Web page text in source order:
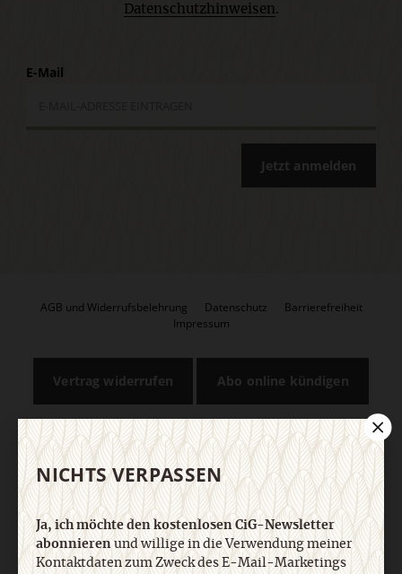
Datenschutzhinweisen .
E-Mail
Jetzt anmelden
AGB und Widerrufsbelehrung Datenschutz
Barrierefreiheit
Impressum
Vertrag widerrufen Abo online kündigen
NICHTS VERPASSEN
Ja, ich möchte den kostenlosen CiG-Newsletter
abonnierenund willige in die Verwendung meiner
Kontaktdaten zum Zweck des E-Mail-Marketings